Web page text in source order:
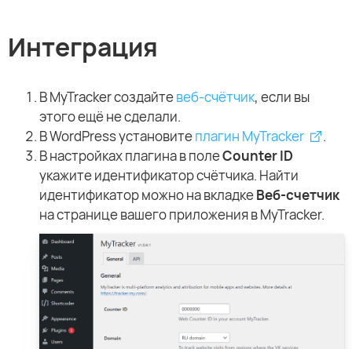
Интеграция
В MyTracker создайтевеб-счётчик, если вы
этого ещё не сделали.
В WordPress установитеплагин MyTracker
.
В настройках плагина в полеCounter ID
укажите идентификатор счётчика. Найти
идентификатор можно на вкладкеВеб-счетчик
на странице вашего приложения в MyTracker.